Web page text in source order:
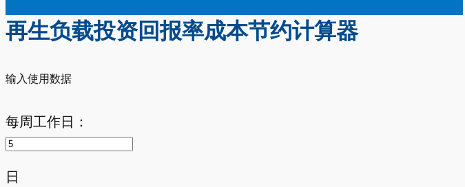
再生负载投资回报率成本节约计算器
输入使用数据
每周工作日：
日